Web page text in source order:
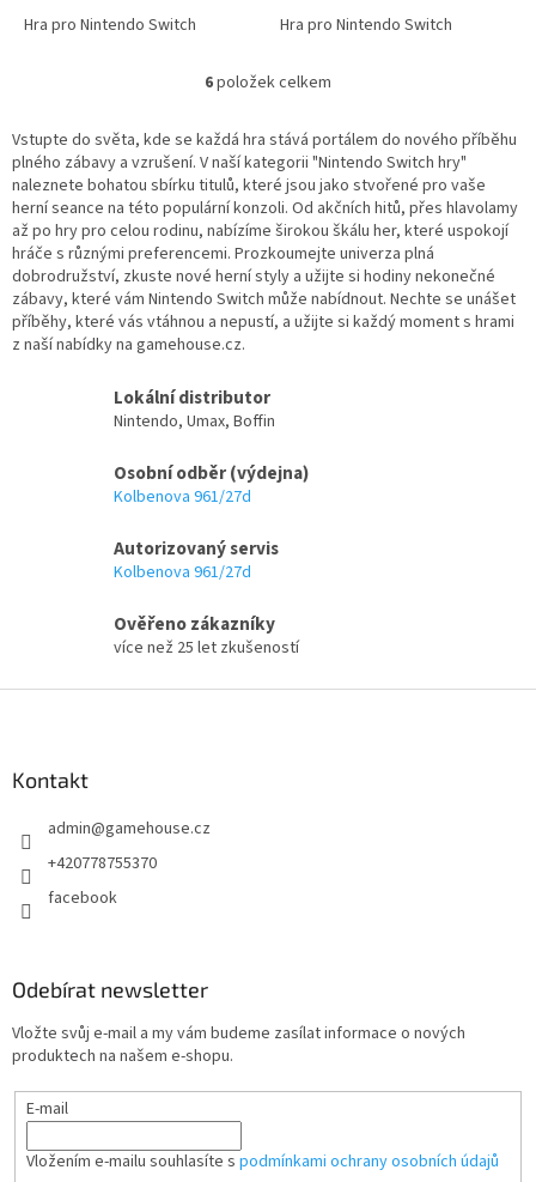
Hra pro Nintendo Switch Hra pro Nintendo Switch
O
l
á
d
a
c
í
p
r
v
v
ý
p
s
6položek celkem
Vstupte do světa, kde se každá hra stává portálem do nového příběhu
plného zábavy a vzrušení. V naší kategorii "Nintendo Switch hry"
naleznete bohatou sbírku titulů, které jsou jako stvořené pro vaše
herní seance na této populární konzoli. Od akčních hitů, přes hlavolamy
až po hry pro celou rodinu, nabízíme širokou škálu her, které uspokojí
hráče s různými preferencemi. Prozkoumejte univerza plná
dobrodružství, zkuste nové herní styly a užijte si hodiny nekonečné
zábavy, které vám Nintendo Switch může nabídnout. Nechte se unášet
příběhy, které vás vtáhnou a nepustí, a užijte si každý moment s hrami
z naší nabídky na gamehouse.cz.
Lokální distributor
Nintendo, Umax, Boffin
Osobní odběr (výdejna)
Kolbenova 961/27d
Autorizovaný servis
Kolbenova 961/27d
Ověřeno zákazníky
více než 25 let zkušeností
Kontakt
admin@gamehouse.cz
+420778755370
facebook
Odebírat newsletter
Vložte svůj e-mail a my vám budeme zasílat informace o nových
produktech na našem e-shopu.
E-mail
Vložením e-mailu souhlasíte s podmínkami ochrany osobních údajů